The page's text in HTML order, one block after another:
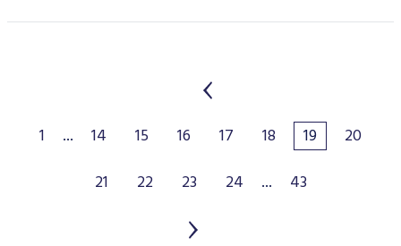
1 ... 14 15 16 17 18 19
20
21
22 23 24 ... 43